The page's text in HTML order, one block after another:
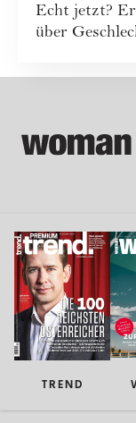
Echt jetzt?
über
TREND